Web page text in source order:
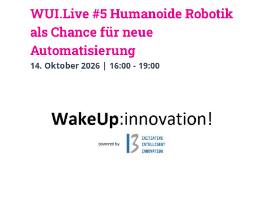
WUI.Live #5 Humanoide Robotik
als Chance für neue
Automatisierung
14. Oktober 2026 | 16:00 - 19:00